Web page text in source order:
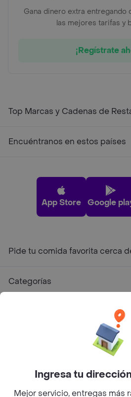
Gana dinero extra entregando
las mejores tarifas y
¡Regístrate
Top Marcas y Cadenas de
Encuéntranos en estos países
App Store Google
Pide tu comida favorita cerca
Categorías
©2026Rappi Inc. All
Ingresa tu
Mejor servicio, entregas más